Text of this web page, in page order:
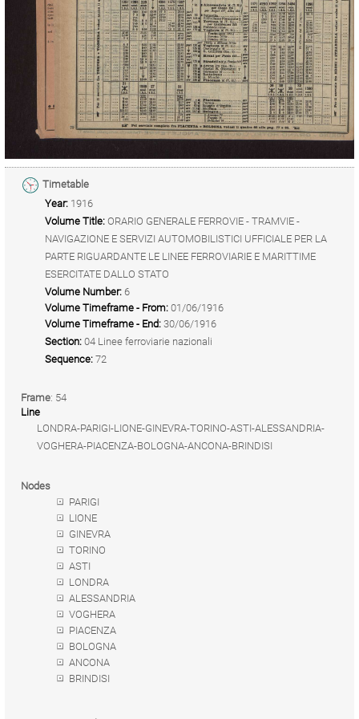
Timetable
Year: 1916
Volume Title: ORARIO GENERALE FERROVIE - TRAMVIE -
NAVIGAZIONE E SERVIZI AUTOMOBILISTICI UFFICIALE PER LA
PARTE RIGUARDANTE LE LINEE FERROVIARIE E MARITTIME
ESERCITATE DALLO STATO
Volume Number: 6
Volume Timeframe - From: 01/06/1916
Volume Timeframe - End: 30/06/1916
Section: 04 Linee ferroviarie nazionali
Sequence: 72
Frame: 54
Line
LONDRA-PARIGI-LIONE-GINEVRA-TORINO-ASTI-ALESSANDRIA-
VOGHERA-PIACENZA-BOLOGNA-ANCONA-BRINDISI
Nodes
PARIGI
LIONE
GINEVRA
TORINO
ASTI
LONDRA
ALESSANDRIA
VOGHERA
PIACENZA
BOLOGNA
ANCONA
BRINDISI